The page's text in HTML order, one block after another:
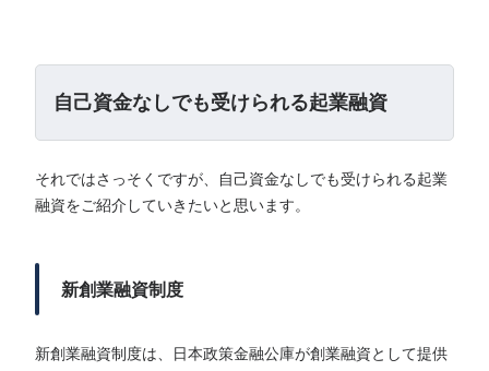
自己資金なしでも受けられる起業融資
それではさっそくですが、自己資金なしでも受けられる起業
融資をご紹介していきたいと思います。
新創業融資制度
新創業融資制度は、日本政策金融公庫が創業融資として提供